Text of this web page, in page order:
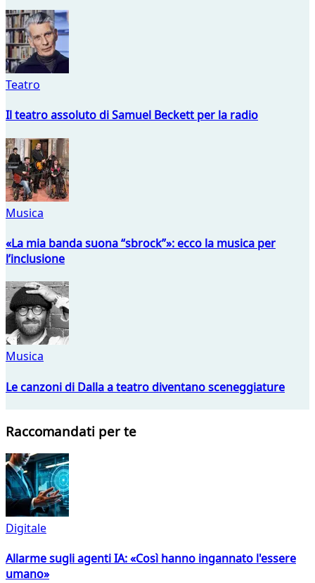
Teatro
Il teatro assoluto di Samuel Beckett per la radio
Musica
«La mia banda suona “sbrock”»: ecco la musica per
l’inclusione
Musica
Le canzoni di Dalla a teatro diventano sceneggiature
Raccomandati per te
Digitale
Allarme sugli agenti IA: «Così hanno ingannato l'essere
umano»